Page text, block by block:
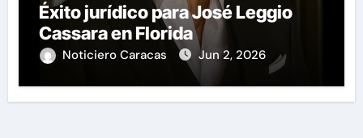
Éxito jurídico para José Leggio
Cassara en Florida
Noticiero Caracas Jun 2, 2026